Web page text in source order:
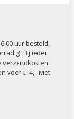
uur besteld,
Bij ieder
verzendkosten.
voor €14,-. Met